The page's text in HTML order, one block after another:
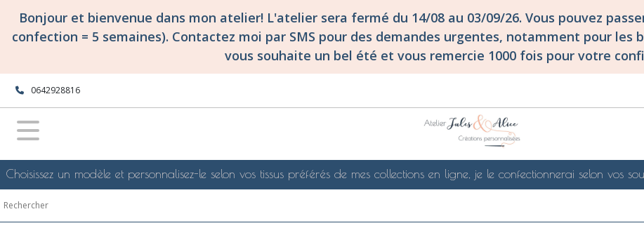
Bonjour et bienvenue dans mon atelier! L'atelier sera fermé du 14/08 au 03/09/26. Vous pouvez
confection = 5 semaines). Contactez moi par SMS pour des demandes urgentes, notamment pour
vous souhaite un bel été et vous remercie 1000 fois pour votre
0642928816
Choisissez un modèle et personnalisez-le selon vos tissus préférés de mes collections en ligne, je le confectionnerai selon vos